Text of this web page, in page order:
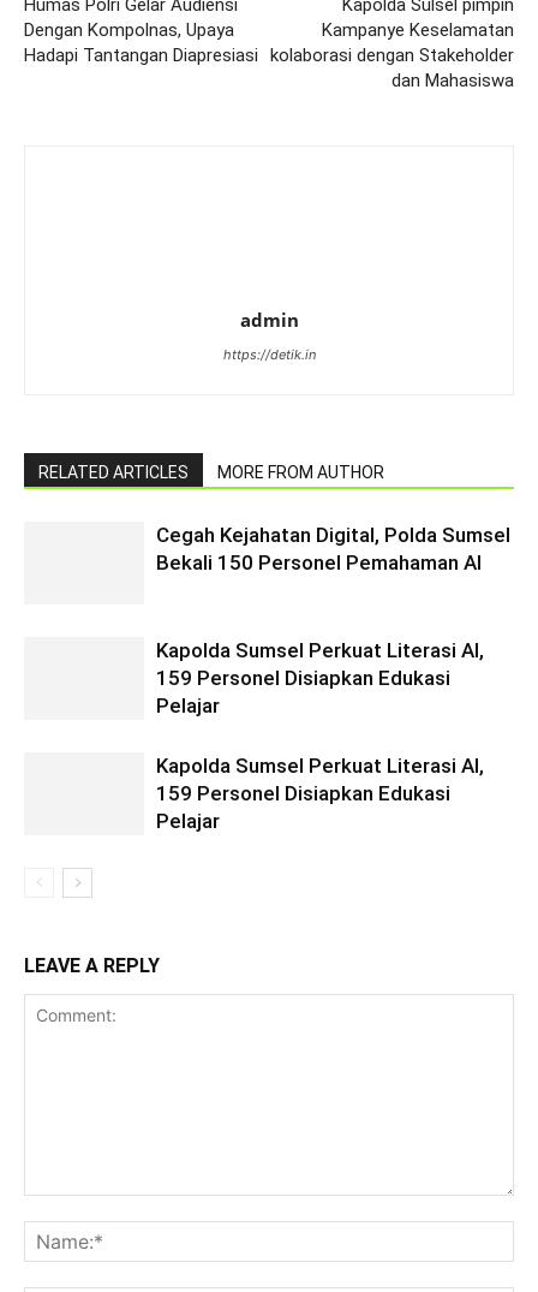
Humas Polri Gelar Audiensi
Dengan Kompolnas, Upaya
Hadapi Tantangan Diapresiasi
Kapolda Sulsel pimpin
Kampanye Keselamatan
kolaborasi dengan Stakeholder
dan Mahasiswa
admin
https://detik.in
RELATED ARTICLES MORE FROM AUTHOR
Cegah Kejahatan Digital, Polda Sumsel
Bekali 150 Personel Pemahaman AI
Kapolda Sumsel Perkuat Literasi AI,
159 Personel Disiapkan Edukasi
Pelajar
Kapolda Sumsel Perkuat Literasi AI,
159 Personel Disiapkan Edukasi
Pelajar
LEAVE A REPLY